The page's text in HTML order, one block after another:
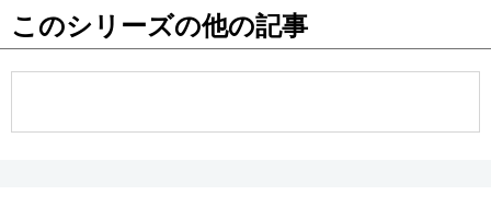
お知らせ
このシリーズの他の記事